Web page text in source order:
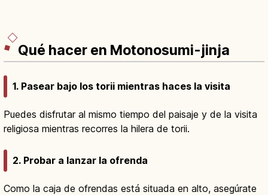
Qué hacer en Motonosumi-jinja
1. Pasear bajo los torii mientras haces la visita
Puedes disfrutar al mismo tiempo del paisaje y de la visita
religiosa mientras recorres la hilera de torii.
2. Probar a lanzar la ofrenda
Como la caja de ofrendas está situada en alto, asegúrate